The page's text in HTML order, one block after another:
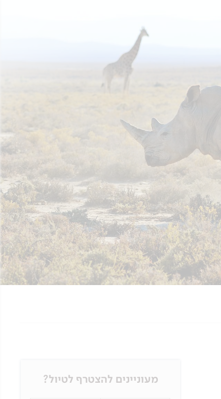
מעוניינים להצטרף לטיול?